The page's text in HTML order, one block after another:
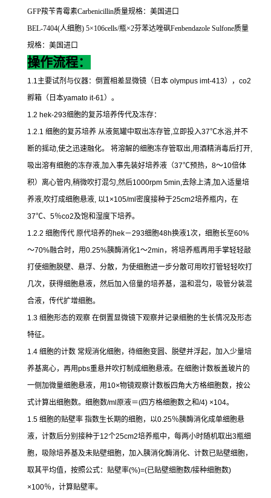
GFP羧苄青霉素Carbenicillin质量规格：美国进口
BEL-7404(人细胞) 5×106cells/瓶×2芬苯达唑砜Fenbendazole Sulfone质量
规格：美国进口
操作流程：
1.1主要试剂与仪器：倒置相差显微镜（日本 olympus imt-413）， co2
孵箱（日本yamato it-61）。
1.2 hek-293细胞的复苏培养传代及冻存：
1.2.1 细胞的复苏培养 从液氮罐中取出冻存管,立即投入37℃水浴,并不
断的摇动,使之迅速融化。 将溶解的细胞冻存管取出,用酒精消毒后打开,
吸出溶有细胞的冻存液,加入事先装好培养液（37℃预热， 8～10倍体
积）离心管内,稍微吹打混匀,然后1000rpm 5min,去除上清,加入适量培
养液,吹打成细胞悬液, 以1×105/ml 密度接种于25cm2培养瓶内，在
37℃、 5％co2及饱和湿度下培养。
1.2.2 细胞传代 原代培养的hek－293细胞48h换液1次，细胞长至60%
～70%融合时，用0.25%胰酶消化1～2min ，将培养瓶再用手掌轻轻敲
打使细胞脱壁、悬浮、分散，为使细胞进一步分散可用吹打管轻轻吹打
几次，获得细胞悬液，然后加入倍量的培养基，温和混匀，吸管分装混
合液，传代扩增细胞。
1.3 细胞形态的观察 在倒置显微镜下观察并记录细胞的生长情况及形态
特征。
1.4 细胞的计数 常规消化细胞，待细胞变圆、脱壁并浮起，加入少量培
养基离心，再用pbs重悬并吹打制成细胞悬液。在细胞计数板盖玻片的
一侧加微量细胞悬液，用 10×物镜观察计数板四角大方格细胞数，按公
式计算出细胞数。细胞数/ml 原液＝(四方格细胞数之和/4) ×104。
1.5 细胞的贴壁率 指数生长期的细胞，以0.25％胰酶消化成单细胞悬
液，计数后分别接种于12个25cm2培养瓶中，每两小时随机取出3瓶细
胞，吸除培养基及未贴壁细胞，加入胰消化酶消化、计数已贴壁细胞，
取其平均值，按照公式：贴壁率(%)=(已贴壁细胞数/接种细胞数)
×100％，计算贴壁率。